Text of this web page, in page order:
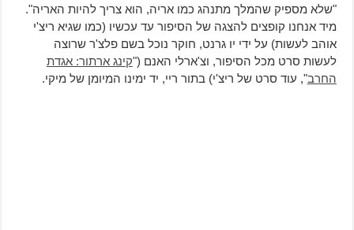
"שלא מספיק שהמלך מתנהג כמו אריה, הוא צריך להיות האריה".
מיד אנחנו קופצים להצגה של הסיפור עד עכשיו (כמו שגיא ריצ'י
אוהב לעשות) על ידי יו גרנט, חוקר נוכל בשם פלצ'ר שרוצה
לעשות סרט מכל הסיפור, וצ'ארלי האנם ("קינג ארתור: אגדת
החרב", עוד סרט של ריצ'י) בתור ריי, יד ימינו המיומן של מיקי.